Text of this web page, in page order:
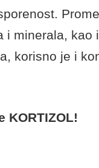
minerala, kao
korisno je i
KORTIZOL!